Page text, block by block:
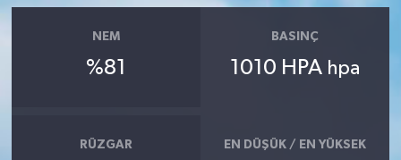
NEM
%81
BASINÇ
1010 HPA hpa
RÜZGAR EN DÜŞÜK / EN YÜKSEK